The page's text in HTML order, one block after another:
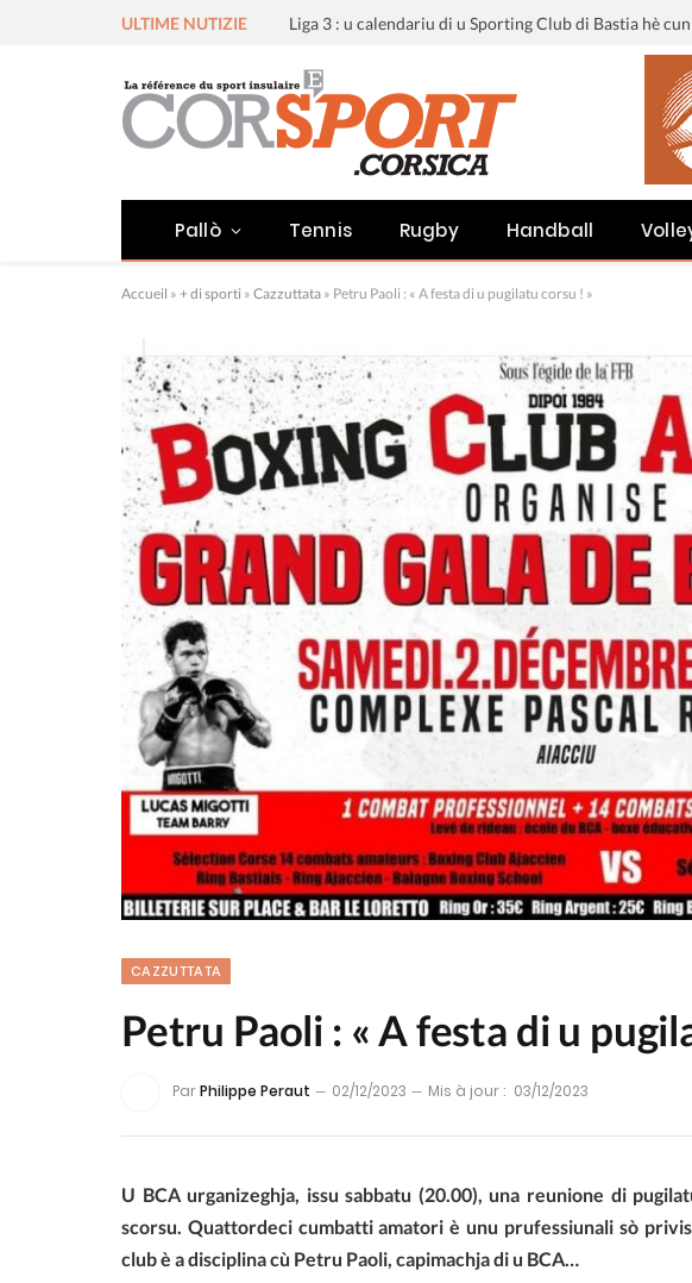
ULTIME NUTIZIE
Pallò Tennis Rugby Handball
Accueil » + di sporti » Cazzuttata » Petru Paoli : « A festa di u pugilatu corsu ! »
CAZZUTTATA
Petru Paoli : « A festa di u
ParPhilippe Peraut 02/12/2023 Mis à jour : 03/12/2023
U BCA urganizeghja, issu sabbatu (20.00), una reunione di
scorsu. Quattordeci cumbatti amatori è unu prufessiunali sò
club è a disciplina cù Petru Paoli, capimachja di u BCA…